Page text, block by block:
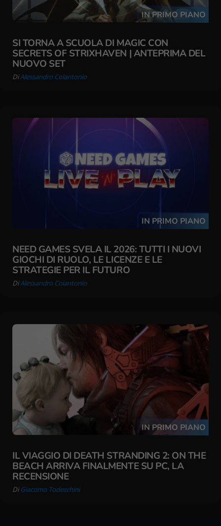
IN PRIMO PIANO
SI TORNA A SCUOLA DI MAGIC CON
SECRETS OF STRIXHAVEN | ANTEPRIMA DEL
NUOVO SET
DiAlessandro Colantonio
IN PRIMO PIANO
NEED GAMES SVELA IL 2026: TUTTI I NUOVI
GIOCHI DI RUOLO, LE LICENZE E LE
STRATEGIE PER IL FUTURO
DiAlessandro Colantonio
IN PRIMO PIANO
IL VIAGGIO DI DEATH STRANDING 2: ON THE
BEACH ARRIVA FINALMENTE SU PC, LA
RECENSIONE
DiGiacomo Todeschini